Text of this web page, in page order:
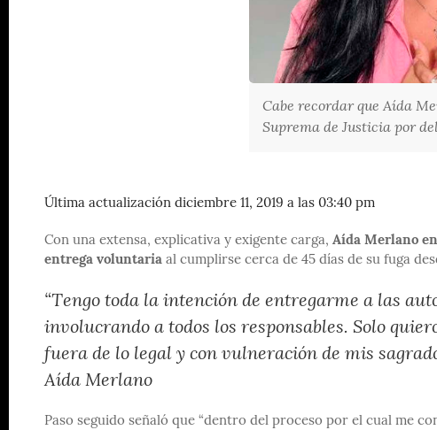
Cabe recordar que Aída
Suprema de Justicia por
Última actualización diciembre 11, 2019 a las 03:40 pm
Con una extensa, explicativa y exigente carga, Aída Merlano
entrega voluntaria al cumplirse cerca de 45 días de su fuga
“Tengo toda la intención de entregarme a las
involucrando a todos los responsables. Solo
fuera de lo legal y con vulneración de mis
Aída Merlano
Paso seguido señaló que “dentro del proceso por el cual me